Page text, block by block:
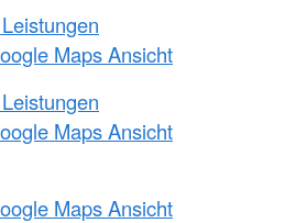
Maps Ansicht
Maps Ansicht
Maps Ansicht